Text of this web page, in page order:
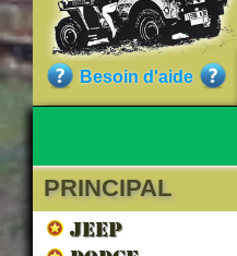
Besoin d'aide
PRINCIPAL
JEEP